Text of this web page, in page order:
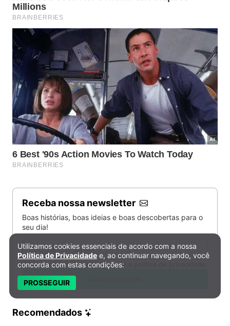
Receba nossa newsletter
Boas histórias, boas ideias e boas descobertas para o
seu dia!
Email
Li e aceito os termos de uso e a política de privacidade.
Recomendados
Política de Privacidade e Cookies
Utilizamos cookies essenciais de acordo com a nossa
Política de Privacidade e, ao continuar navegando, você
concorda com estas condições:
PROSSEGUIR